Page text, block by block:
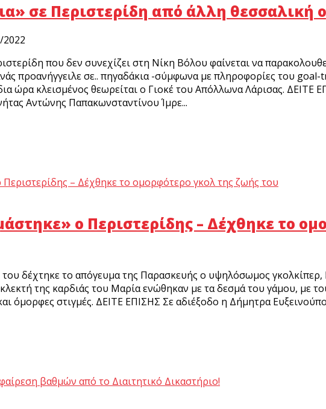
σε Περιστερίδη από άλλη θεσσαλική
2022
που δεν συνεχίζει στη Νίκη Βόλου φαίνεται να
προανήγγειλε σε.. πηγαδάκια -σύμφωνα με πληροφορίες του
ώρα κλεισμένος θεωρείται ο Γιοκέ του Απόλλωνα Λάρισας. ΔΕΙΤΕ
Αντώνης Παπακωνσταντίνου Ίμρε...
ο Περιστερίδης – Δέχθηκε το
δέχτηκε το απόγευμα της Παρασκευής ο υψηλόσωμος
της καρδιάς του Μαρία ενώθηκαν με τα δεσμά του γάμου, με
όμορφες στιγμές. ΔΕΙΤΕ ΕΠΙΣΗΣ Σε αδιέξοδο η Δήμητρα